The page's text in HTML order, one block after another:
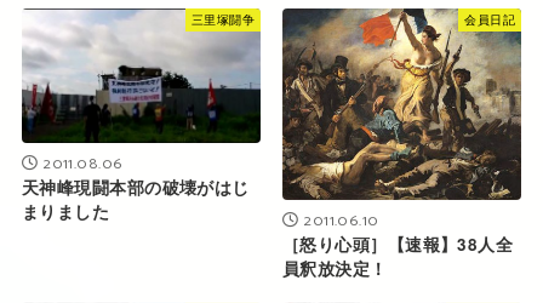
三里塚闘争
2011.08.06
天神峰現闘本部の破壊がはじ
まりました
会員日記
2011.06.10
［怒り心頭］【速報】38人全
員釈放決定！